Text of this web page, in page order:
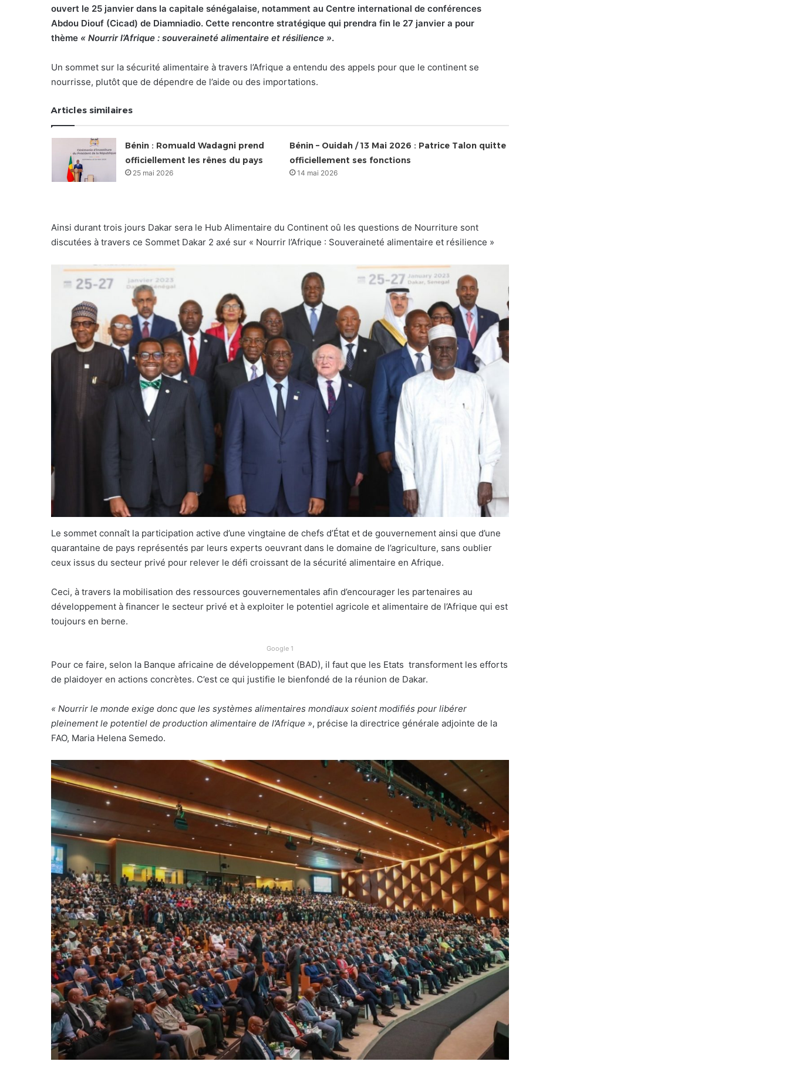
ouvert le 25 janvier dans la capitale sénégalaise, notamment au Centre international de conférences
Abdou Diouf (Cicad) de Diamniadio. Cette rencontre stratégique qui prendra fin le 27 janvier a pour
thème « Nourrir l’Afrique : souveraineté alimentaire et résilience ».
Un sommet sur la sécurité alimentaire à travers l’Afrique a entendu des appels pour que le continent se
nourrisse, plutôt que de dépendre de l’aide ou des importations.
Articles similaires
Bénin : Romuald Wadagni prend
officiellement les rênes du pays
25 mai 2026
Bénin – Ouidah / 13 Mai 2026 : Patrice Talon quitte
officiellement ses fonctions
14 mai 2026
Ainsi durant trois jours Dakar sera le Hub Alimentaire du Continent oû les questions de Nourriture sont
discutées à travers ce Sommet Dakar 2 axé sur « Nourrir l’Afrique : Souveraineté alimentaire et résilience »
Le sommet connaît la participation active d’une vingtaine de chefs d’État et de gouvernement ainsi que d’une
quarantaine de pays représentés par leurs experts oeuvrant dans le domaine de l’agriculture, sans oublier
ceux issus du secteur privé pour relever le défi croissant de la sécurité alimentaire en Afrique.
Ceci, à travers la mobilisation des ressources gouvernementales afin d’encourager les partenaires au
développement à financer le secteur privé et à exploiter le potentiel agricole et alimentaire de l’Afrique qui est
toujours en berne.
Google 1
Pour ce faire, selon la Banque africaine de développement (BAD), il faut que les Etats transforment les efforts
de plaidoyer en actions concrètes. C’est ce qui justifie le bienfondé de la réunion de Dakar.
« Nourrir le monde exige donc que les systèmes alimentaires mondiaux soient modifiés pour libérer
pleinement le potentiel de production alimentaire de l’Afrique », précise la directrice générale adjointe de la
FAO, Maria Helena Semedo.